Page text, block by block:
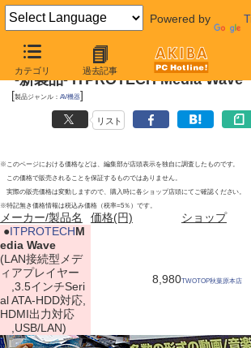
Powered by
カテゴリ 過去記事
2011年11月19日
-新製品- ITPROTECH Media Wave
[製品ジャンル： AV機器]
リスト
※このページにおける価格などは、編集部が店頭表示を独自に調査したものです。
この価格で販売されることを保証するものではありません。
実際の販売価格は変動しますので、購入時に各ショップ店頭にてご確認ください。
※特記無き価格情報は税込み価格（税率=5％）です。
メーカー/製品名 価格(円) ショップ
●ITPROTECHM
edia Wave
(LAN接続型メデ
ィアプレイヤー
,3.5インチSeri
al ATA-HDD対応,
HDMI出力対応
,USB/LAN)
8,980TWOTOP秋葉原本店